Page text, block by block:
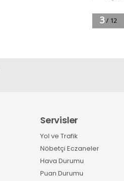
Servisler
Yol ve Trafik
Nöbetçi Eczaneler
Hava Durumu
Puan Durumu